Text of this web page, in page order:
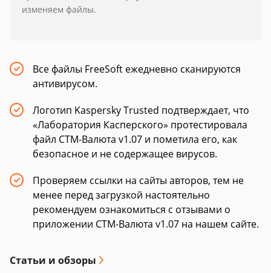
изменяем файлы.
Все файлы FreeSoft ежедневно сканируются
антивирусом.
Логотип Kaspersky Trusted подтверждает, что
«Лаборатория Касперского» протестировала
файл СТМ-Валюта v1.07 и пометила его, как
безопасное и не содержащее вирусов.
Проверяем ссылки на сайты авторов, тем не
менее перед загрузкой настоятельно
рекомендуем ознакомиться с отзывами о
приложении СТМ-Валюта v1.07 на нашем сайте.
Статьи и обзоры